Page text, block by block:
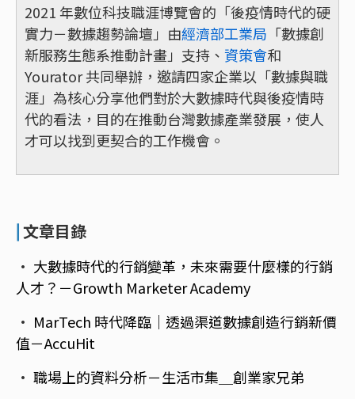
2021 年數位科技職涯博覽會的「後疫情時代的硬
實力－數據趨勢論壇」由經濟部工業局 「數據創
新服務生態系推動計畫」支持、 資策會和
Yourator 共同舉辦，邀請四家企業以「數據與職
涯」為核心分享他們對於大數據時代與後疫情時
代的看法，目的在推動台灣數據產業發展，使人
才可以找到更契合的工作機會。
⎜文章目錄
· 大數據時代的行銷變革，未來需要什麼樣的行銷
人才？－Growth Marketer Academy
· MarTech 時代降臨｜透過渠道數據創造行銷新價
值－AccuHit
· 職場上的資料分析－生活市集＿創業家兄弟